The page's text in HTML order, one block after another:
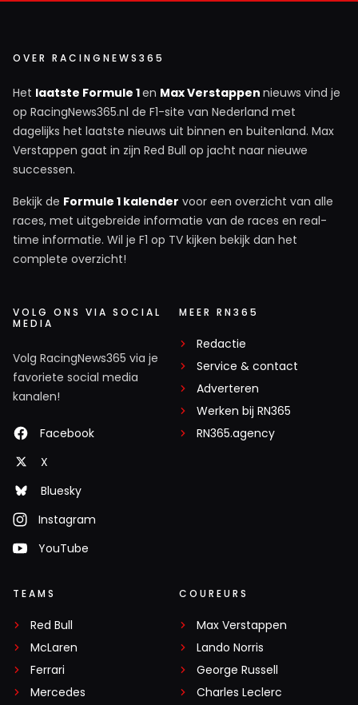
OVER RACINGNEWS365
Het laatste Formule 1en Max Verstappen nieuws vind je
op RacingNews365.nl de F1-site van Nederland met
dagelijks het laatste nieuws uit binnen en buitenland. Max
Verstappen gaat in zijn Red Bull op jacht naar nieuwe
successen.
Bekijk de Formule 1 kalender voor een overzicht van alle
races, met uitgebreide informatie van de races en real-
time informatie. Wil je F1 op TV kijken bekijk dan het
complete overzicht!
VOLG ONS VIA SOCIAL
MEDIA
Volg RacingNews365 via je
favoriete social media
kanalen!
Facebook
X
Bluesky
Instagram
YouTube
MEER RN365
Redactie
Service & contact
Adverteren
Werken bij RN365
RN365.agency
TEAMS
Red Bull
McLaren
Ferrari
Mercedes
COUREURS
Max Verstappen
Lando Norris
George Russell
Charles Leclerc